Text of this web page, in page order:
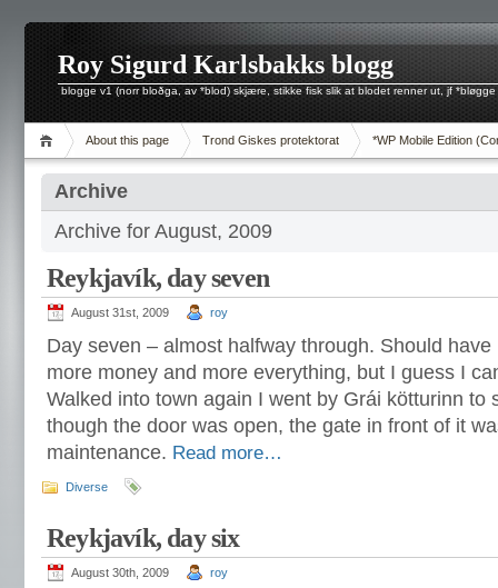
Roy Sigurd Karlsbakks blogg
blogge v1 (norr bloðga, av *blod) skjære, stikke fisk slik at blodet renner ut, jf *bløgge
About this page Trond Giskes protektorat *WP Mobile Edition
Archive
Archive for August, 2009
Reykjavík, day seven
August 31st, 2009 roy
Day seven – almost halfway through. Should
more money and more everything, but I guess I
Walked into town again I went by Grái kötturinn to
though the door was open, the gate in front of it
maintenance. Read more…
Diverse
Reykjavík, day six
August 30th, 2009 roy